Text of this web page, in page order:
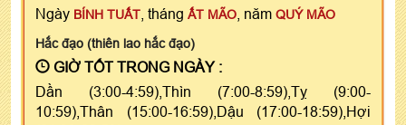
Ngày BÍNH TUẤT , tháng ẤT MÃO , năm QUÝ MÃO
Hắc đạo (thiên lao hắc đạo)
GIỜ TỐT TRONG NGÀY :
Dần (3:00-4:59),Thìn (7:00-8:59),Tỵ (9:00-
10:59),Thân (15:00-16:59),Dậu (17:00-18:59),Hợi